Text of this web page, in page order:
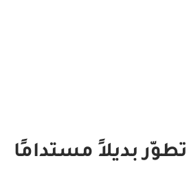
بديلاً مستدامًا